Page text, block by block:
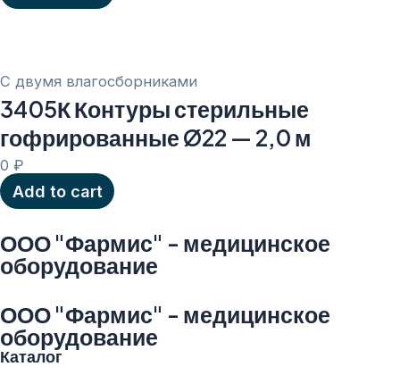
С двумя влагосборниками
3405К Контуры стерильные
гофрированные Ø22 — 2,0 м
0 ₽
Add to cart
ООО "Фармис" - медицинское
оборудование
ООО "Фармис" - медицинское
оборудование
Каталог